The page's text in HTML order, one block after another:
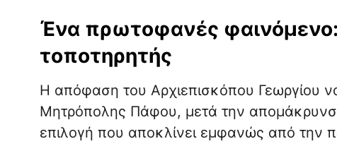
Ένα πρωτοφανές φαινόμενο:
τοποτηρητής
Η απόφαση του Αρχιεπισκόπου Γεωργίου
Μητρόπολης Πάφου, μετά την
επιλογή που αποκλίνει εμφανώς από την